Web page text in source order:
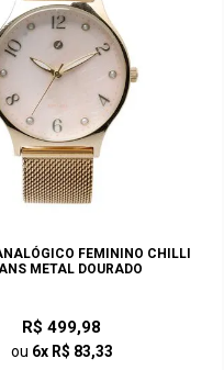
FEMININO CHILLI
METAL DOURADO
R$ 499,98
ou 6x R$ 83,33